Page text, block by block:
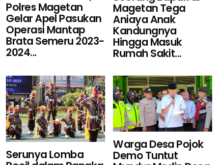
Polres Magetan
Gelar Apel Pasukan
Operasi Mantap
Brata Semeru 2023-
2024...
Magetan Tega
Aniaya Anak
Kandungnya
Hingga Masuk
Rumah Sakit...
Serunya Lomba
Warga Desa Pojok
Demo Tuntut